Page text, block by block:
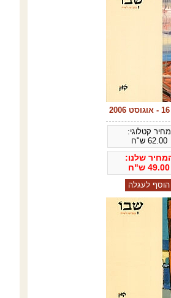
מחיר קטלוגי:
62.00 ש"ח
שלנו:
49.00 ש"ח